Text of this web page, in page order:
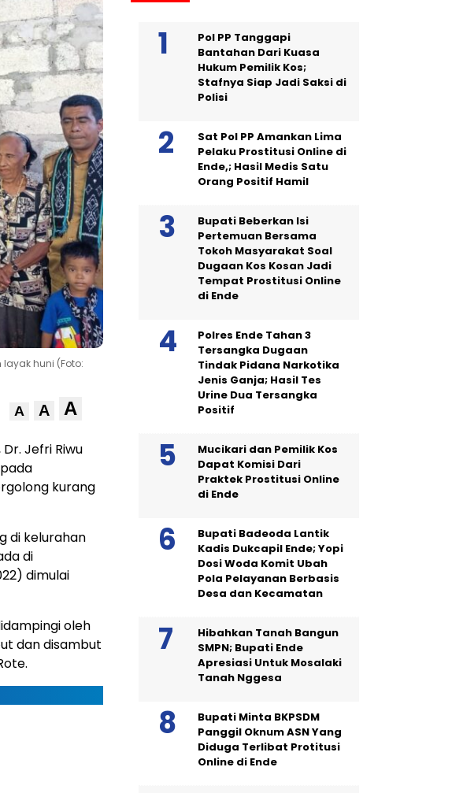
huni (Foto:
A A A
Jefri Riwu
kurang
di kelurahan
di
dimulai
oleh
dan disambut
Pol PP Tanggapi
Bantahan Dari Kuasa
Hukum Pemilik Kos;
Stafnya Siap Jadi Saksi di
Polisi
Sat Pol PP Amankan Lima
Pelaku Prostitusi Online di
Ende,; Hasil Medis Satu
Orang Positif Hamil
Bupati Beberkan Isi
Pertemuan Bersama
Tokoh Masyarakat Soal
Dugaan Kos Kosan Jadi
Tempat Prostitusi Online
di Ende
Polres Ende Tahan 3
Tersangka Dugaan
Tindak Pidana Narkotika
Jenis Ganja; Hasil Tes
Urine Dua Tersangka
Positif
Mucikari dan Pemilik Kos
Dapat Komisi Dari
Praktek Prostitusi Online
di Ende
Bupati Badeoda Lantik
Kadis Dukcapil Ende; Yopi
Dosi Woda Komit Ubah
Pola Pelayanan Berbasis
Desa dan Kecamatan
Hibahkan Tanah Bangun
SMPN; Bupati Ende
Apresiasi Untuk Mosalaki
Tanah Nggesa
Bupati Minta BKPSDM
Panggil Oknum ASN Yang
Diduga Terlibat Protitusi
Online di Ende